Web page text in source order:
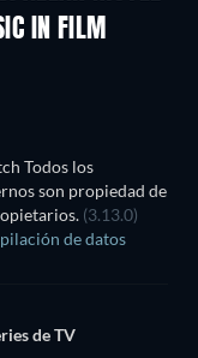
IN FILM
TV
Todos los
son propiedad de
(3.13.0)
de datos
de TV